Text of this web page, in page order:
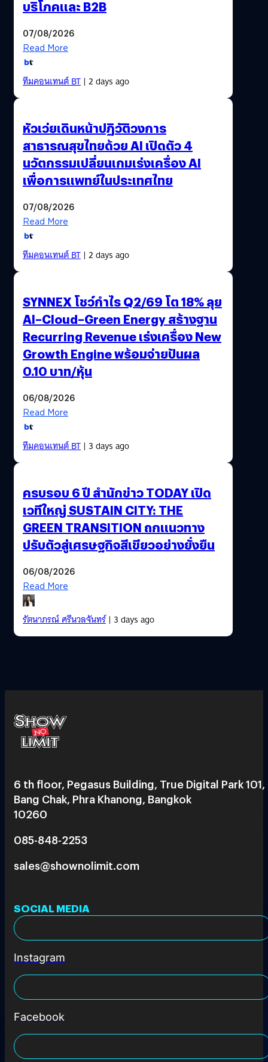
บริโภคและ B2B
07/08/2026
Read More
ทีมคอนเทนต์ BT| 2 days ago
หัวเว่ยเดินหน้าปฏิวัติวงการ
สาธารณสุขไทยด้วย AI เปิดตัว 4
นวัตกรรมเปลี่ยนเกมเร่งเครื่อง AI
เพื่อการแพทย์ในประเทศไทย
07/08/2026
Read More
ทีมคอนเทนต์ BT| 2 days ago
SYNNEX โชว์กำไร Q2/69 โต 18% ลุย
AI–Cloud–Green Energy สร้างฐาน
Recurring Revenue เร่งเครื่อง New
Growth Engine พร้อมจ่ายปันผล
0.10 บาท/หุ้น
06/08/2026
Read More
ทีมคอนเทนต์ BT| 3 days ago
ครบรอบ 6 ปี สำนักข่าว TODAY เปิด
เวทีใหญ่ SUSTAIN CITY: THE
GREEN TRANSITION ถกแนวทาง
ปรับตัวสู่เศรษฐกิจสีเขียวอย่างยั่งยืน
06/08/2026
Read More
รัตนาภรณ์ ศรีนวลจันทร์| 3 days ago
6 th floor, Pegasus Building, True Digital Park 101,
Bang Chak, Phra Khanong, Bangkok
10260
085-848-2253
sales@shownolimit.com
SOCIAL MEDIA
Instagram
Facebook